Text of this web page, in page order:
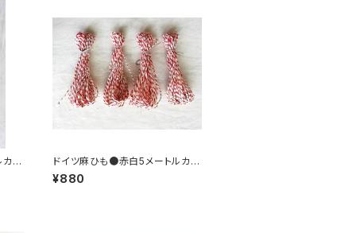
ッ
ドイツ麻ひも●赤白5メートルカッ
ト×４本セット
¥880